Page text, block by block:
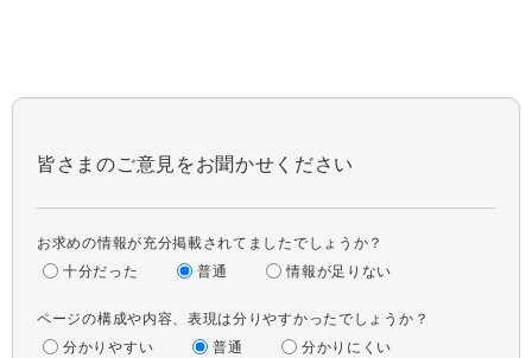
皆さまのご意見をお聞かせください
お求めの情報が充分掲載されてましたでしょうか？
十分だった
普通 情報が足りない
ページの構成や内容、表現は分りやすかったでしょうか？
分かりやすい
普通 分かりにくい